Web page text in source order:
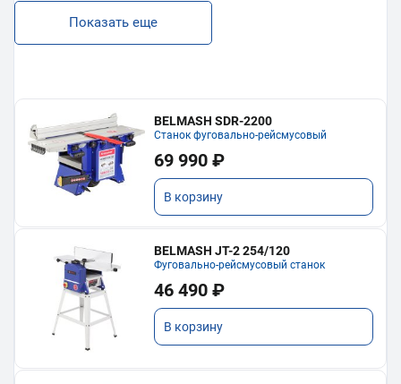
Показать еще
BELMASH SDR-2200
Станок фуговально-рейсмусовый
69 990 ₽
В корзину
BELMASH JT-2 254/120
Фуговально-рейсмусовый станок
46 490 ₽
В корзину